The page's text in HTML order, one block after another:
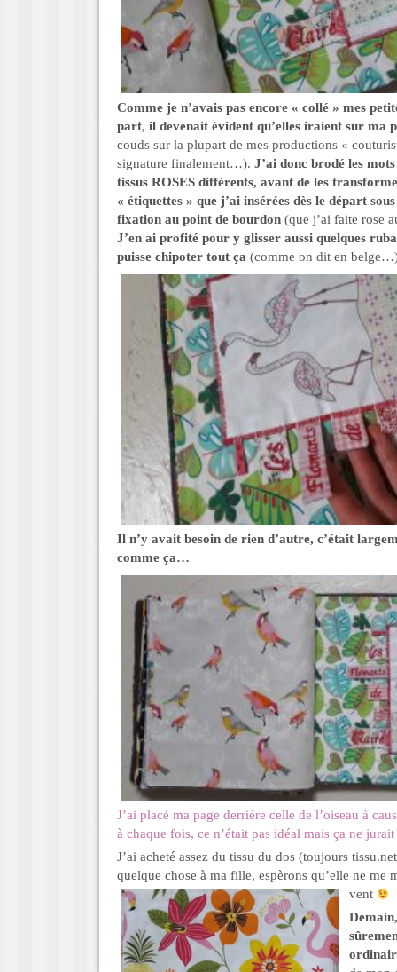
Comme je n’avais pas encore « collé » mes
part, il devenait évident qu’elles iraient sur ma
couds sur la plupart de mes productions «
signature finalement…). J’ai donc brodé les
tissus ROSES différents, avant de les
« étiquettes » que j’ai insérées dès le départ
fixation au point de bourdon (que j’ai faite rose
J’en ai profité pour y glisser aussi quelques
puisse chipoter tout ça (comme on dit en
Il n’y avait besoin de rien d’autre, c’était
comme ça…
J’ai placé ma page derrière celle de l’oiseau à
à chaque fois, ce n’était pas idéal mais ça ne
J’ai acheté assez du tissu du dos (toujours
quelque chose à ma fille, espèrons qu’elle ne me
vent